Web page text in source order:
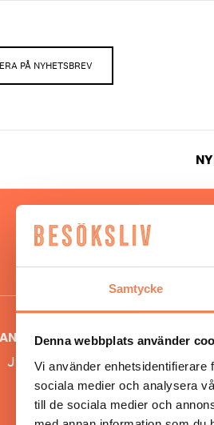
Samtycke
Denna webbplats använder
Vi använder enhetsidentifierare
sociala medier och analysera
till de sociala medier och
PÅ NYHETSBREV
Hos oss
ANSVARIG UTGIVARE
Jonas Siljhammar